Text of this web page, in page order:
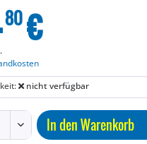
80€
nicht verfügbar
In denWarenkorb